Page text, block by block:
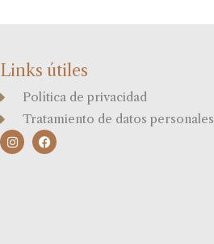
Links útiles
Política de privacidad
Tratamiento de datos personales
I
n
s
F
a
c